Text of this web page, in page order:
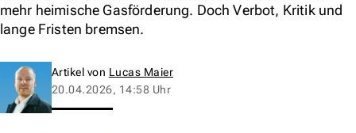
mehr heimische Gasförderung. Doch Verbot, Kritik und
lange Fristen bremsen.
Artikel von Lucas Maier
20.04.2026, 14:58 Uhr